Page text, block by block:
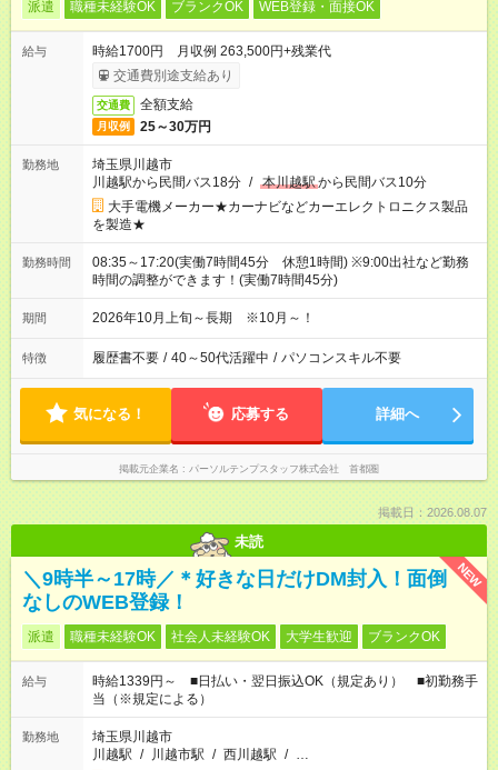
派遣 職種未経験OK ブランクOK WEB登録・面接OK
給与
時給1700円 月収例 263,500円+残業代
交通費別途支給あり
交通費 全額支給
月収例 25～30万円
勤務地
埼玉県川越市
川越駅から民間バス18分 / 本川越駅から民間バス10分
大手電機メーカー★カーナビなどカーエレクトロニクス製品
を製造★
勤務時間
08:35～17:20(実働7時間45分 休憩1時間) ※9:00出社など勤務
時間の調整ができます！(実働7時間45分)
期間 2026年10月上旬～長期 ※10月～！
特徴 履歴書不要 / 40～50代活躍中 / パソコンスキル不要
気になる！ 応募する 詳細へ
掲載元企業名 パーソルテンプスタッフ株式会社 首都圏
掲載日：2026.08.07
未読
NEW
＼9時半～17時／＊好きな日だけDM封入！面倒
なしのWEB登録！
派遣 職種未経験OK 社会人未経験OK 大学生歓迎 ブランクOK
給与
時給1339円～ ■日払い・翌日振込OK（規定あり） ■初勤務手
当（※規定による）
勤務地
埼玉県川越市
川越駅 / 川越市駅 / 西川越駅 / …